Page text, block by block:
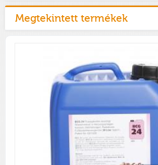
Megtekintett termékek